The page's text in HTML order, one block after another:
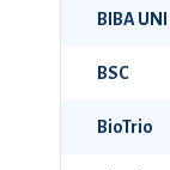
BIBA UNI
BSC
BioTrio